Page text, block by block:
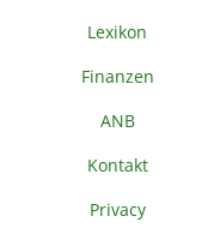
Lexikon
Finanzen
ANB
Kontakt
Privacy